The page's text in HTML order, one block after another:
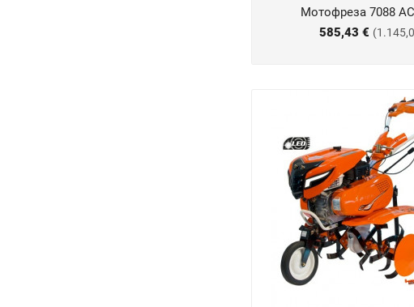
Мотофреза 7088
585,43 €